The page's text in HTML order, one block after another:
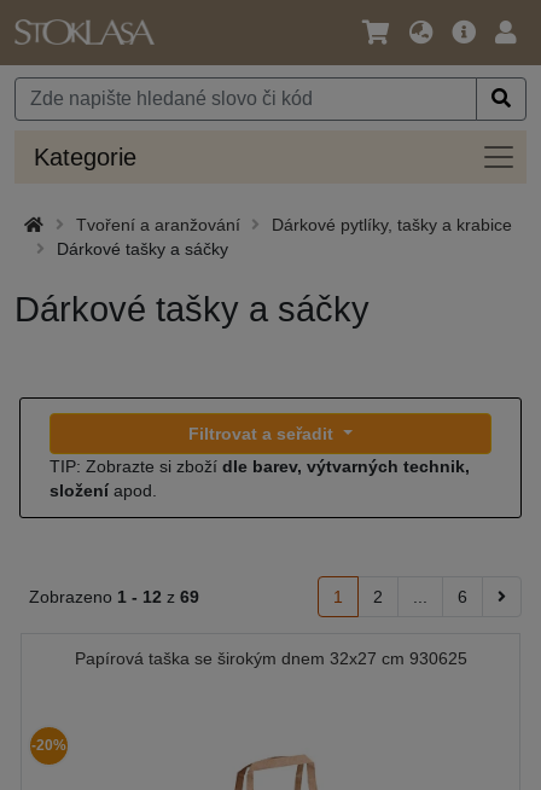
Jazyk
Měna
Hlavní
Kategorie
Tvoření a aranžování
Dárkové pytlíky, tašky a krabice
Dárkové tašky a sáčky
Dárkové tašky a sáčky
Filtrovat a seřadit
TIP: Zobrazte si zboží dle barev, výtvarných technik,
složení apod.
Zobrazeno 1 - 12 z 69 1 2 6
Papírová taška se širokým dnem 32x27 cm 930625
-20%